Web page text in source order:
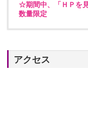
☆期間中、「ＨＰを
数量限定
アクセス